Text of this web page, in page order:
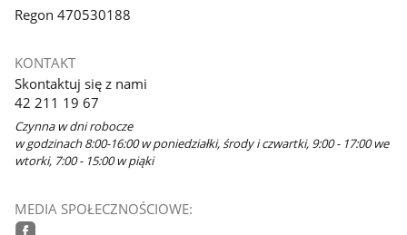
Regon 470530188
KONTAKT
Skontaktuj się z nami
42 211 19 67
Czynna w dni robocze
w godzinach 8:00-16:00 w poniedziałki, środy i czwartki, 9:00 - 17:00 we
wtorki, 7:00 - 15:00 w piąki
MEDIA SPOŁECZNOŚCIOWE: